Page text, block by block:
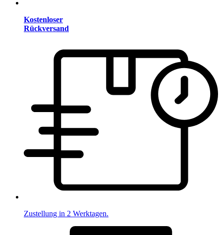
Kostenloser
Rückversand
Zustellung in 2 Werktagen.